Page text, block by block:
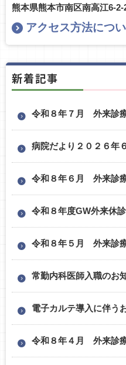
熊本県熊本市南区南高江6-2-
アクセス方法につ
新着記事
令和８年７月 外来診
病院だより２０２６年
令和８年６月 外来診
令和８年度GW外来休
令和８年５月 外来診
常勤内科医師入職のお
電子カルテ導入に伴う
令和８年４月 外来診